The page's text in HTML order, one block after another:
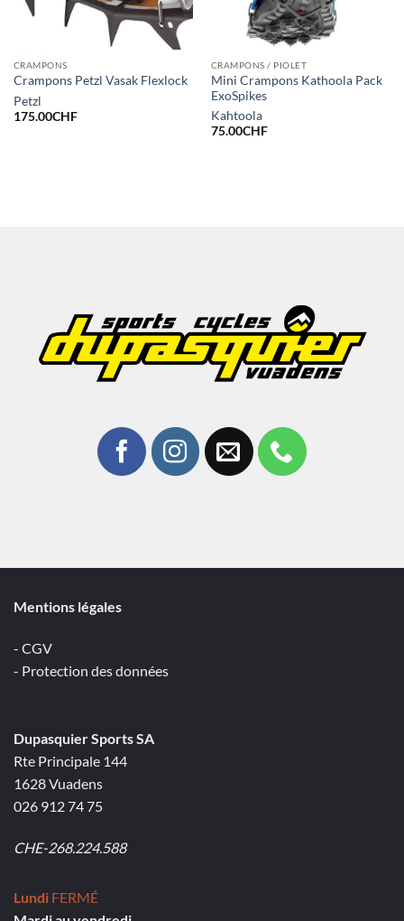
CRAMPONS
Crampons Petzl Vasak Flexlock
Petzl
175.00CHF
CRAMPONS / PIOLET
Mini Crampons Kathoola Pack
ExoSpikes
Kahtoola
75.00CHF
Mentions légales
- CGV
- Protection des données
Dupasquier Sports SA
Rte Principale 144
1628 Vuadens
026 912 74 75
CHE-268.224.588
Lundi FERMÉ